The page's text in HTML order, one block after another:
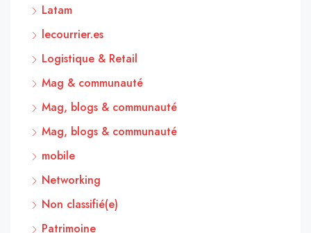
Latam
lecourrier.es
Logistique & Retail
Mag & communauté
Mag, blogs & communauté
Mag, blogs & communauté
mobile
Networking
Non classifié(e)
Patrimoine